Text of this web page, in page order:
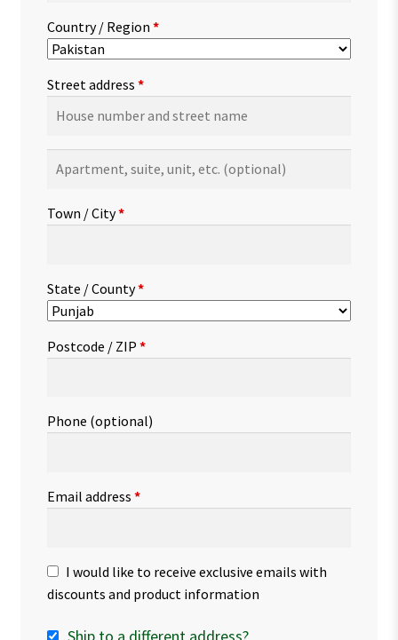
Country / Region *
Street address *
suite,
etc.(optional)
Town / City*
State / County*
Postcode / ZIP *
Phone (optional)
Email address *
I would like to receive exclusive emails with
discounts and product information
Ship to a different address?